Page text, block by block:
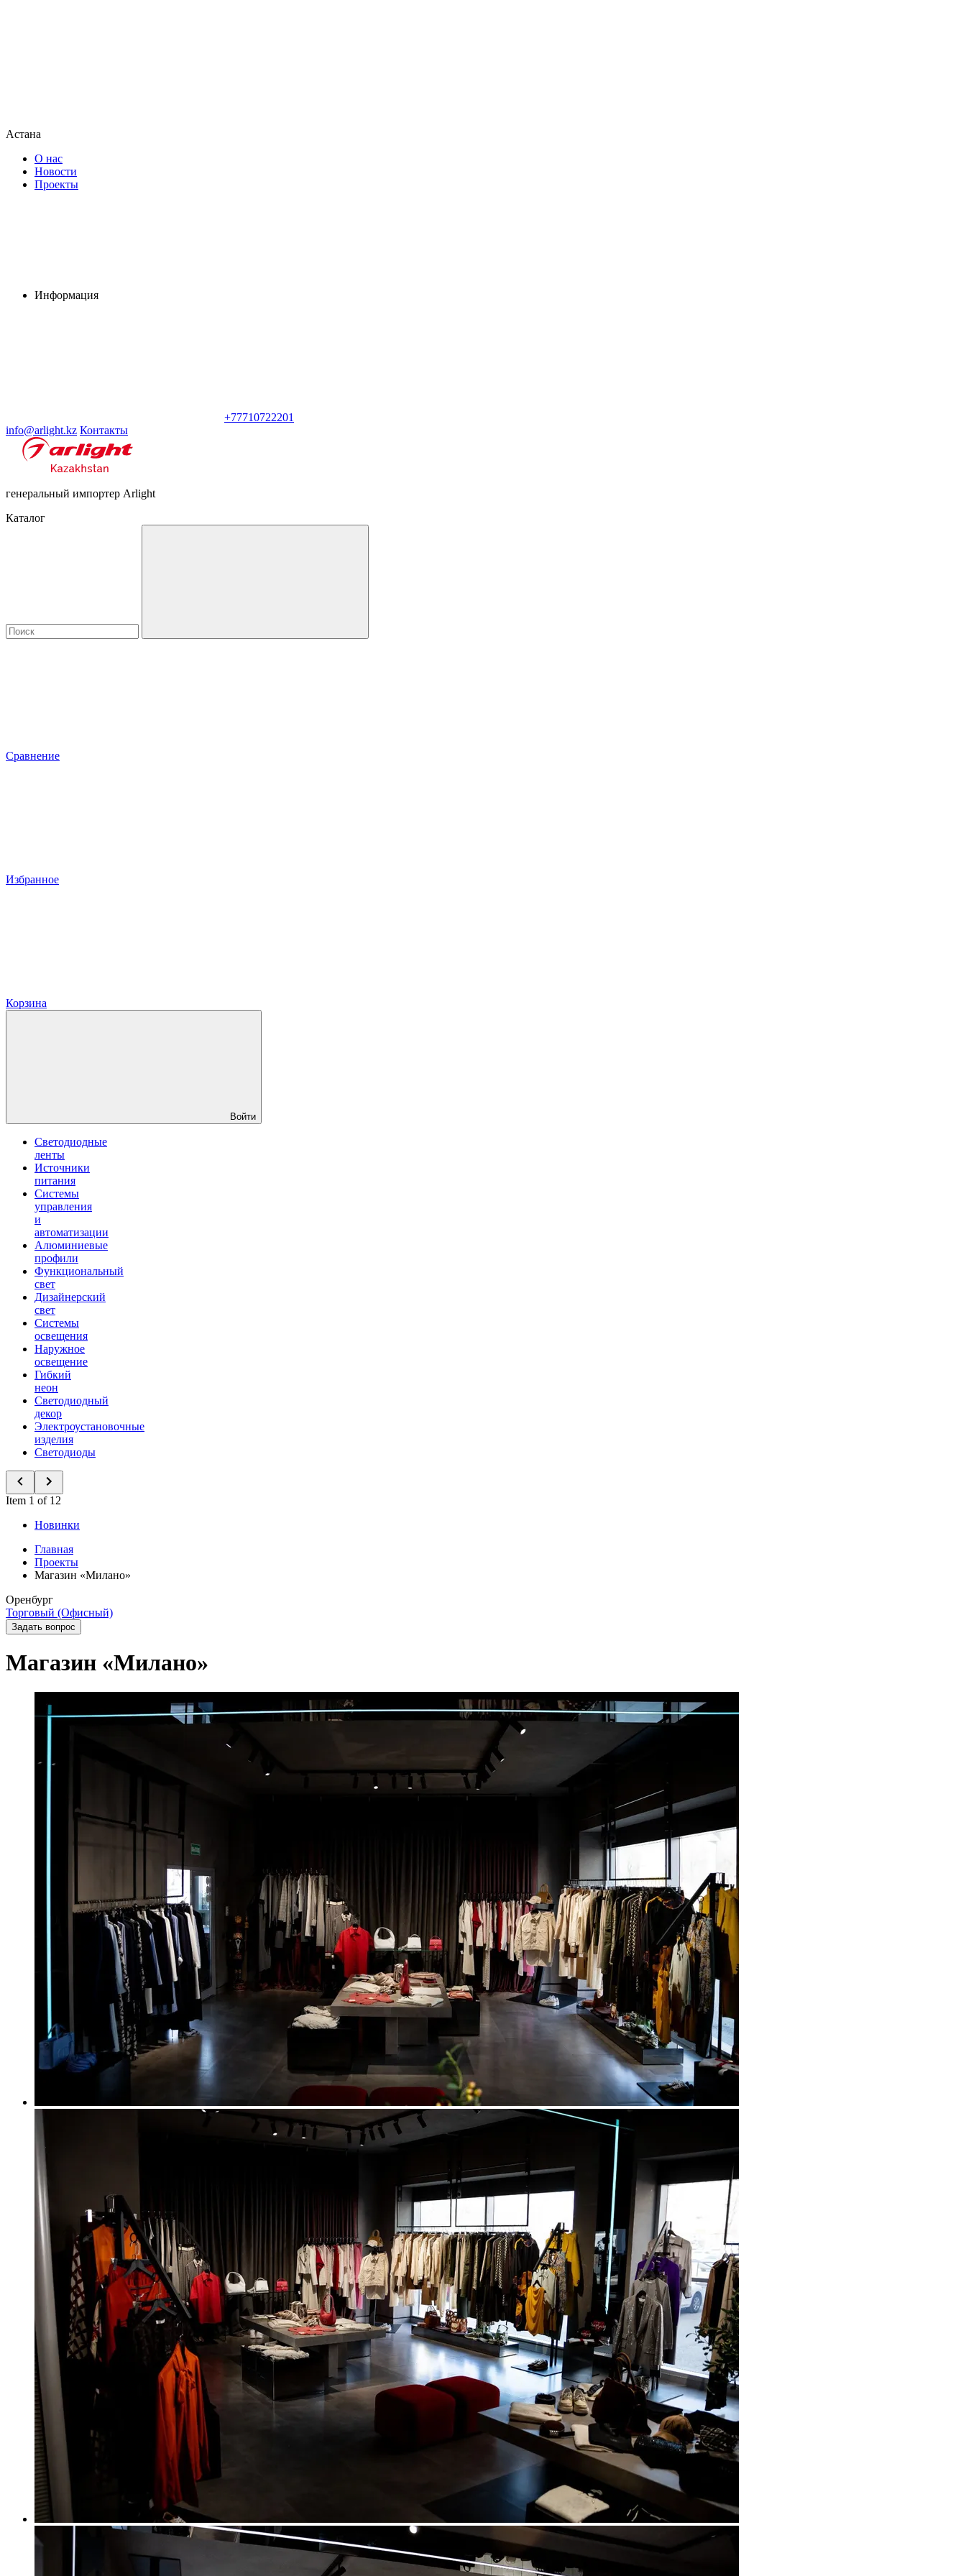
Астана
О нас
Новости
Проекты
Информация
+77710722201
info@arlight.kz Контакты
генеральный импортер Arlight
Каталог
Сравнение
Избранное
Корзина
Войти
Светодиодные
ленты
Источники
питания
Системы
управления
и
автоматизации
Алюминиевые
профили
Функциональный
свет
Дизайнерский
свет
Системы
освещения
Наружное
освещение
Гибкий
неон
Светодиодный
декор
Электроустановочные
изделия
Светодиоды
Item 1 of 12
Новинки
Главная
Проекты
Магазин «Милано»
Оренбург
Торговый (Офисный)
Задать вопрос
Магазин «Милано»